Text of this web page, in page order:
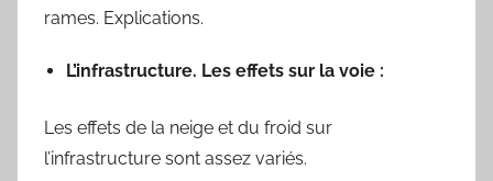
rames. Explications.
L’infrastructure. Les effets sur la voie :
Les effets de la neige et du froid sur
l’infrastructure sont assez variés.